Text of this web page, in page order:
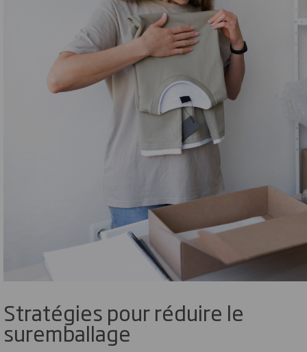
Stratégies pour réduire le
suremballage